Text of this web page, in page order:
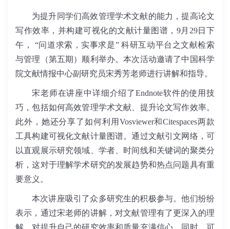
为提升同学们高效管理学术文献的能力，提高论文
写作效率，并构建可视化的文献计量图谱， 9月 29日下
午，
“问道求索，实事求是” 科研互动平台之文献检索
与管理（第五期）顺利举办。本次活动邀请了中国科学
院文献情报中心副研究员宋秀芳老师进行讲解和指导。
宋老师在讲座中详细介绍了Endnote软件的使用技
巧，包括如何高效管理学术文献、提升论文写作效率。
此外，她还分享了如何利用 Vosviewer和Citespaces两款
工具构建可视化文献计量图谱。通过文献引文网络，可
以直观展示研究领域、学者、时间线和关键词的聚类分
析，这对于理解学术研究的发展趋势和热点问题具有重
要意义。
本次讲座吸引了众多研究生的积极参与。他们纷纷
表示，通过宋老师的讲解，对文献管理有了更深入的理
解，对提升自己的研究效率和质量充满信心。同时，可